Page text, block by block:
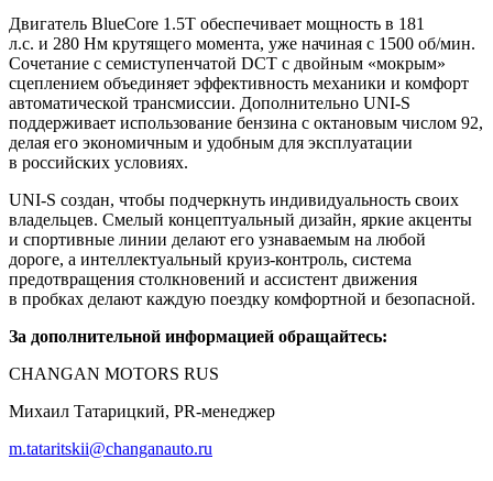
Двигатель BlueCore 1.5T обеспечивает мощность в 181
л.с. и 280 Нм крутящего момента, уже начиная с 1500 об/мин.
Сочетание с семиступенчатой DCT с двойным «мокрым»
сцеплением объединяет эффективность механики и комфорт
автоматической трансмиссии. Дополнительно UNI-S
поддерживает использование бензина с октановым числом 92,
делая его экономичным и удобным для эксплуатации
в российских условиях.
UNI-S создан, чтобы подчеркнуть индивидуальность своих
владельцев. Смелый концептуальный дизайн, яркие акценты
и спортивные линии делают его узнаваемым на любой
дороге, а интеллектуальный круиз-контроль, система
предотвращения столкновений и ассистент движения
в пробках делают каждую поездку комфортной и безопасной.
За дополнительной информацией обращайтесь:
CHANGAN MOTORS RUS
Михаил Татарицкий, PR-менеджер
m.tataritskii@changanauto.ru